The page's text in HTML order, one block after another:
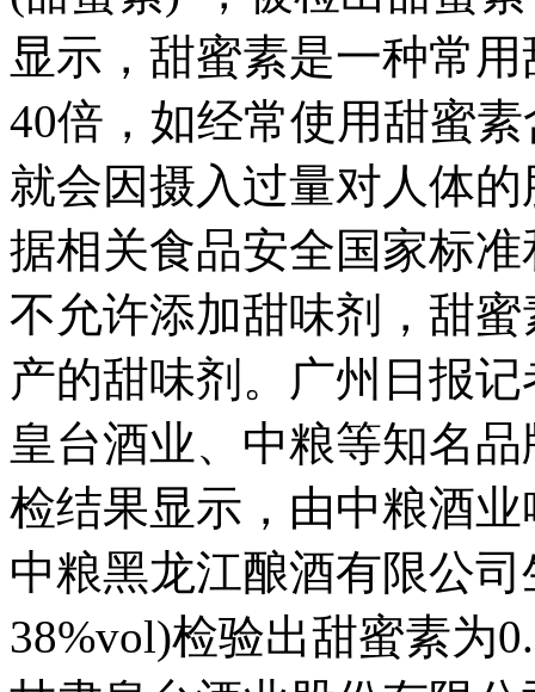
显示，甜蜜素是一种常
40倍，如经常使用甜蜜
就会因摄入过量对人体
据相关食品安全国家标
不允许添加甜味剂，甜
产的甜味剂。广州日报
皇台酒业、中粮等知名
检结果显示，由中粮酒
中粮黑龙江酿酒有限公
38%vol)检验出甜蜜素为